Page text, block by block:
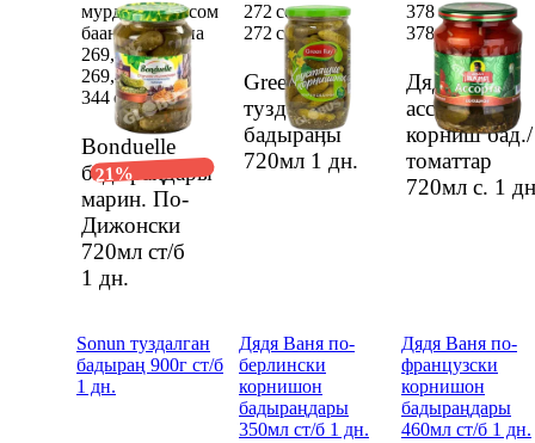
Bonduelle
бадыраңдары
марин. По-
Дижонски
720мл ст/б
1 дн.
мурдагы 344 сом
баанын ордуна
269,48 сом
269,48 сом
344 сом
21%
Green Ray
туздалган
бадыраӊы
720мл 1 дн.
272 сом
272 сом
Дядя Ваня
ассорти
корниш бад./
томаттар
720мл с. 1
378 сом
378 сом
Sonun туздалган
бадыраң 900г ст/б
1 дн.
Дядя Ваня по-
берлински
корнишон
бадыраңдары
350мл ст/б 1 дн.
Дядя Ваня по-
французски
корнишон
бадыраңдары
460мл ст/б 1 дн.